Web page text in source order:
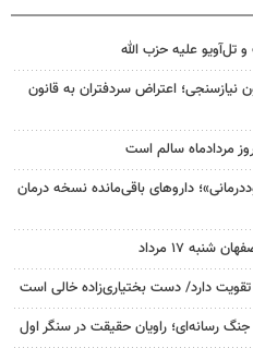
تل‌آویو علیه حزب الله
نیازسنجی؛ اعتراض سردفتران به قانون
مردادماه سالم است
داروهای باقی‌مانده نسخه درمان
۱۷ مرداد
تقویت دارد/ دست بختیاری‌زاده خالی است
رسانه‌ای؛ راویان حقیقت در سنگر اول